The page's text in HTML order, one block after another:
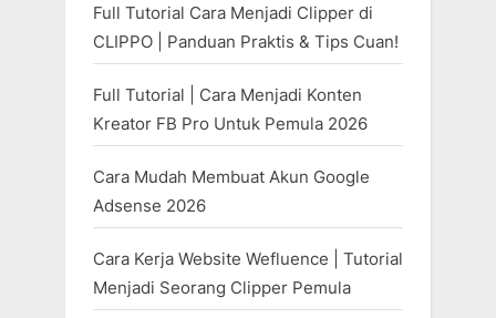
Full Tutorial Cara Menjadi Clipper di
CLIPPO | Panduan Praktis & Tips Cuan!
Full Tutorial | Cara Menjadi Konten
Kreator FB Pro Untuk Pemula 2026
Cara Mudah Membuat Akun Google
Adsense 2026
Cara Kerja Website Wefluence | Tutorial
Menjadi Seorang Clipper Pemula